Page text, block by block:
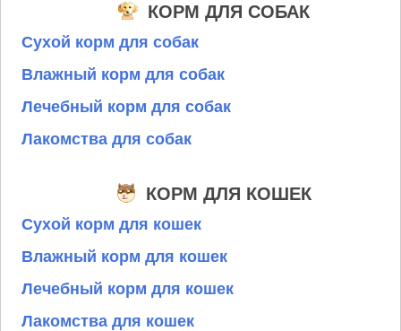
КОРМ ДЛЯ СОБАК
Сухой корм для собак
Влажный корм для собак
Лечебный корм для собак
Лакомства для собак
КОРМ ДЛЯ КОШЕК
Сухой корм для кошек
Влажный корм для кошек
Лечебный корм для кошек
Лакомства для кошек